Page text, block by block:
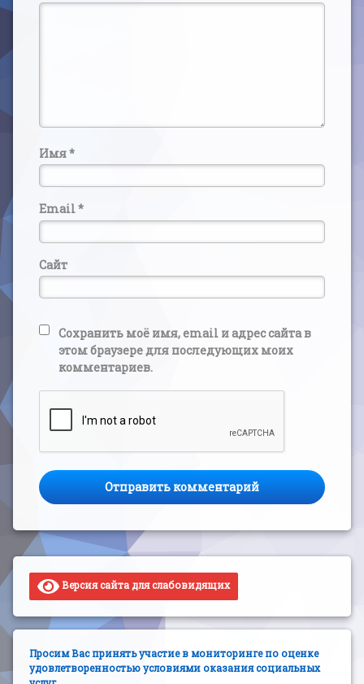
Имя*
Email*
Сайт
Сохранить моё имя, email и адрес сайта в
этом браузере для последующих моих
комментариев.
Версия сайта для слабовидящих
Просим Вас принять участие в мониторинге по оценке
удовлетворенностью условиями оказания социальных